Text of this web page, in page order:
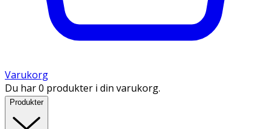
Varukorg
Du har 0 produkter i din varukorg.
Produkter